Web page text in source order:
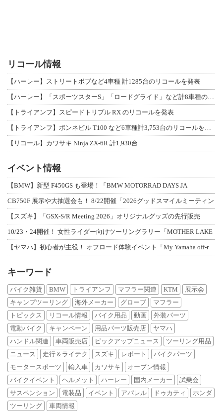
リコール情報
【ハーレー】ストリートボブなど4車種 計1285台のリコールを発表
【ハーレー】「スポーツスターS」「ロードグライド」など計8車種のリコールを発表
【トライアンフ】スピードトリプル RX のリコールを発表
【トライアンフ】ボンネビル T100 など6車種計3,753台のリコールを発表
【リコール】カワサキ Ninja ZX-6R 計1,930台
イベント情報
【BMW】新型 F450GS も登場！「BMW MOTORRAD DAYS JA
CB750F 展示や大抽選会も！ 8/22開催「2026グッドスマイルミーティン
【スズキ】「GSX-S/R Meeting 2026」オリジナルグッズの先行販売
10/23・24開催！ 女性ライダー向けツーリングラリー「MOTHER LAKE
【ヤマハ】初心者が主役！ オフロード体験イベント「My Yamaha off-r
キーワード
バイク雑貨 BMW トライアンフ マフラー関連 KTM
展示会
キャンプツーリング
海外メーカー グローブ
マフラー
トピックス
リコール情報 バイク用品 動画
外装パーツ
電動バイク
キャンペーン 用品パーツ販売店
ヤマハ
ハンドル関連
車両販売店 ピックアップニュース
ツーリング用品
ニュース
走行＆ライテク スズキ レポート
バイクパーツ
モータースポーツ
輸入車 カワサキ
オープン情報
バイクイベント
ヘルメット ハーレー 国内メーカー
試乗会
サスペンション
電装品 イベント アパレル ドゥカティ
ホンダ
ツーリング
車両情報